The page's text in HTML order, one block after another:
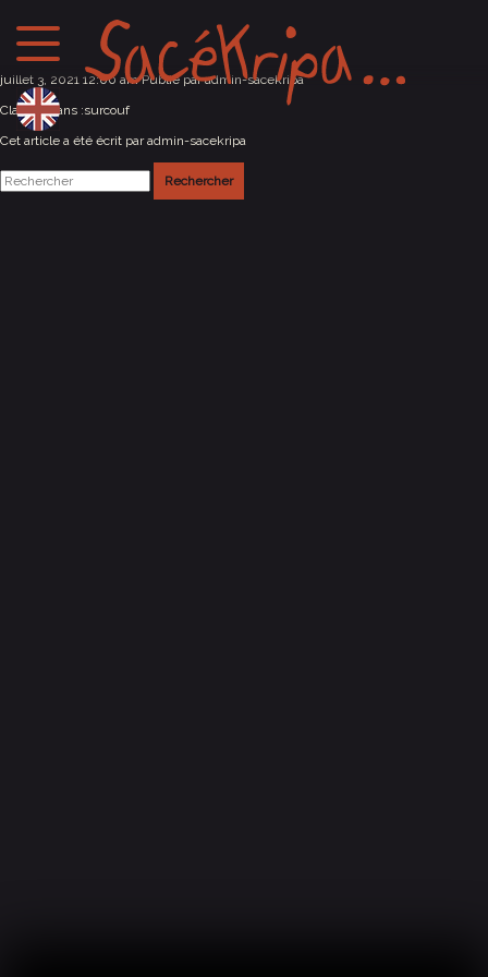
Graulhet (81)
juillet 3, 2021 12:00 am Publié paradmin-sacekripa
Classés dans :surcouf
Cet article a été écrit par admin-sacekripa
Rechercher